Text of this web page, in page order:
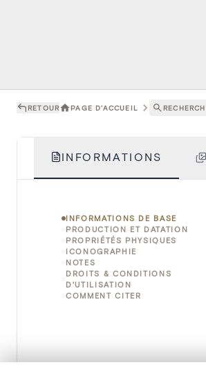
RETOUR PAGE D'ACCUEIL
INFORMATIONS
INFORMATIONS DE BASE
PRODUCTION ET DATATION
PROPRIÉTÉS PHYSIQUES
ICONOGRAPHIE
NOTES
DROITS & CONDITIONS
D'UTILISATION
COMMENT CITER